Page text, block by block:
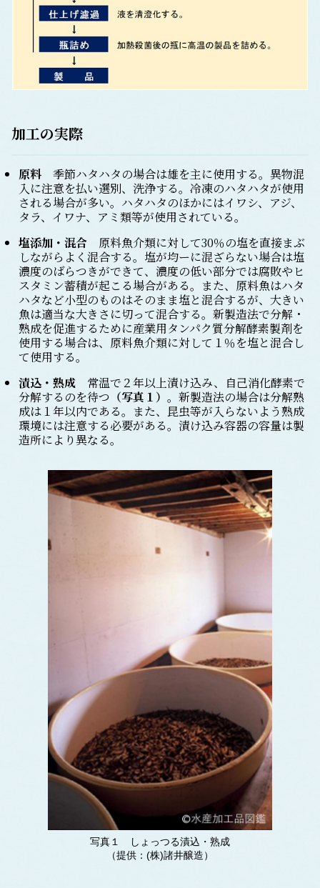
加工の実際
原料 季節ハタハタの場合は雄を主に使用する。異物混
入に注意を払い選別、洗浄する。冷凍のハタハタが使用
される場合が多い。ハタハタのほかにはイワシ、アジ、
タラ、イワナ、アミ類等が使用されている。
塩添加・混合 原料魚介類に対して30％の塩を直接まぶ
しながらよく混合する。塩が均ーに混ざらない場合は塩
濃度のばらつきができて、濃度の低い部分では腐敗やヒ
スタミン蓄積が起こる場合がある。また、原料魚はハタ
ハタなど小型のものはそのまま塩と混合するが、大きい
魚は適当な大きさに切って混合する。新製造法で分解・
熟成を促進するために産業用タンパク質分解酵素製剤を
使用する場合は、原料魚介類に対して１％を塩と混合し
て使用する。
漬込・熟成 常温で２年以上漬け込み、自己消化酵素で
分解するのを待つ （写真１） 。新製造法の場合は分解熟
成は１年以内である。また、昆虫等が入らないよう熟成
環境には注意する必要がある。漬け込み容器の容量は製
造所により異なる。
写真１ しょっつる漬込・熟成
（提供：(株)諸井醸造）